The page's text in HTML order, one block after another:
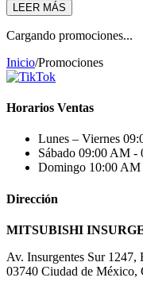
LEER MÁS
Cargando promociones...
Inicio/Promociones
Horarios Ventas
Lunes – Viernes
Sábado 09:00 AM -
Domingo 10:00
Dirección
MITSUBISHI
Av. Insurgentes Sur 1247,
03740 Ciudad de